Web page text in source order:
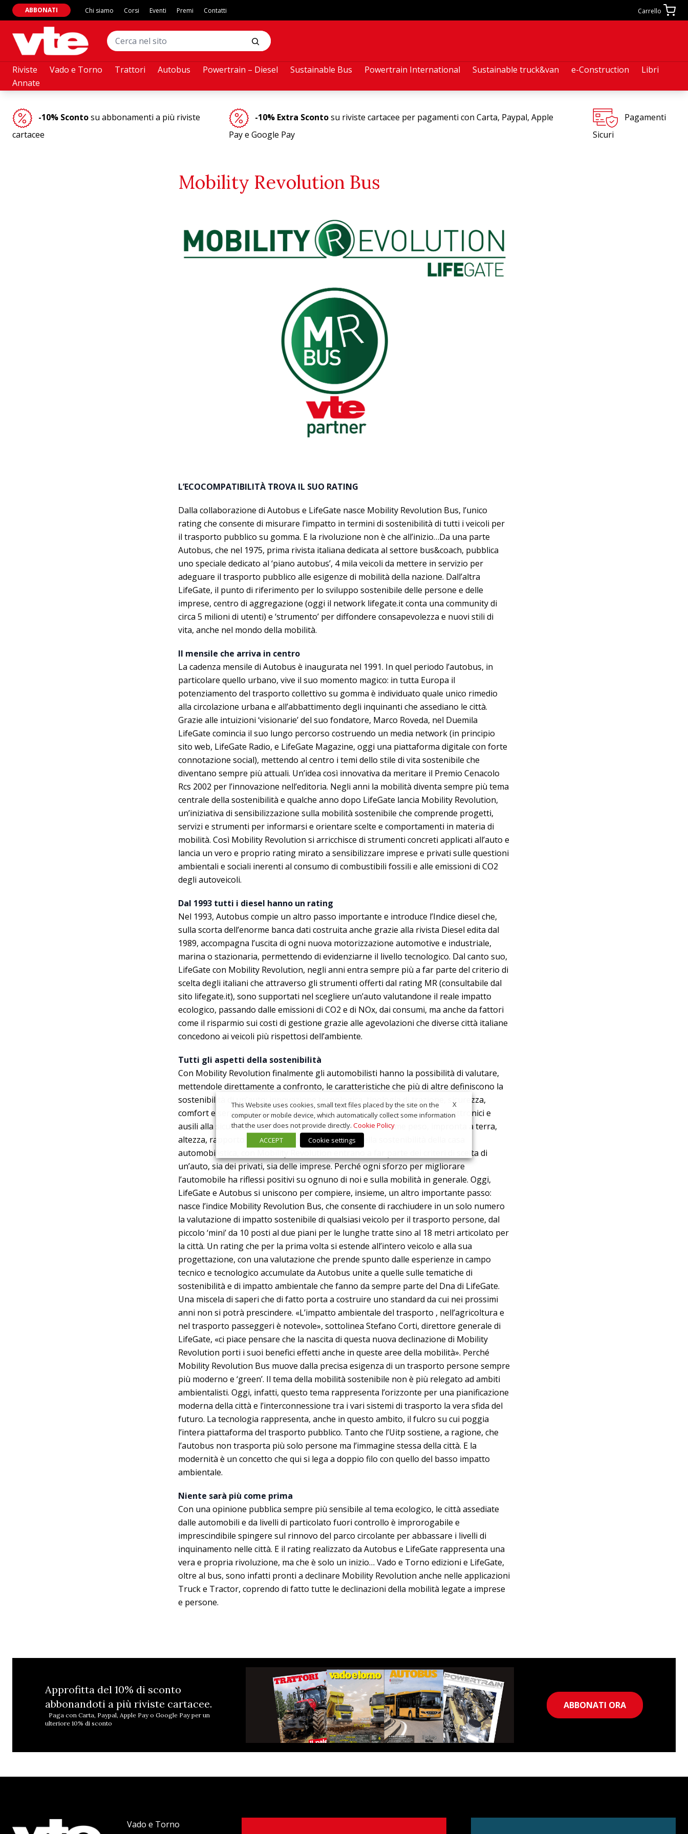
Riviste Vado e Torno Trattori Autobus Powertrain – Diesel Sustainable Bus Powertrain International Sustainable truck&van e-Construction
Libri
Annate
ABBONATI Chi siamo Corsi Eventi Premi Contatti Carrello
-10% Scontosu abbonamenti a più riviste
cartacee
-10% Extra Scontosu riviste cartacee per pagamenti con Carta, Paypal, Apple
Pay e Google Pay
Pagamenti
Sicuri
Mobility Revolution Bus
L’ECOCOMPATIBILITÀ TROVA IL SUO RATING
Dalla collaborazione di Autobus e LifeGate nasce Mobility Revolution Bus, l’unico
rating che consente di misurare l’impatto in termini di sostenibilità di tutti i veicoli per
il trasporto pubblico su gomma. E la rivoluzione non è che all’inizio…Da una parte
Autobus, che nel 1975, prima rivista italiana dedicata al settore bus&coach, pubblica
uno speciale dedicato al ‘piano autobus’, 4 mila veicoli da mettere in servizio per
adeguare il trasporto pubblico alle esigenze di mobilità della nazione. Dall’altra
LifeGate, il punto di riferimento per lo sviluppo sostenibile delle persone e delle
imprese, centro di aggregazione (oggi il network lifegate.it conta una community di
circa 5 milioni di utenti) e ‘strumento’ per diffondere consapevolezza e nuovi stili di
vita, anche nel mondo della mobilità.
Il mensile che arriva in centro
La cadenza mensile di Autobus è inaugurata nel 1991. In quel periodo l’autobus, in
particolare quello urbano, vive il suo momento magico: in tutta Europa il
potenziamento del trasporto collettivo su gomma è individuato quale unico rimedio
alla circolazione urbana e all’abbattimento degli inquinanti che assediano le città.
Grazie alle intuizioni ‘visionarie’ del suo fondatore, Marco Roveda, nel Duemila
LifeGate comincia il suo lungo percorso costruendo un media network (in principio
sito web, LifeGate Radio, e LifeGate Magazine, oggi una piattaforma digitale con forte
connotazione social), mettendo al centro i temi dello stile di vita sostenibile che
diventano sempre più attuali. Un’idea così innovativa da meritare il Premio Cenacolo
Rcs 2002 per l’innovazione nell’editoria. Negli anni la mobilità diventa sempre più tema
centrale della sostenibilità e qualche anno dopo LifeGate lancia Mobility Revolution,
un’iniziativa di sensibilizzazione sulla mobilità sostenibile che comprende progetti,
servizi e strumenti per informarsi e orientare scelte e comportamenti in materia di
mobilità. Così Mobility Revolution si arricchisce di strumenti concreti applicati all’auto e
lancia un vero e proprio rating mirato a sensibilizzare imprese e privati sulle questioni
ambientali e sociali inerenti al consumo di combustibili fossili e alle emissioni di CO2
degli autoveicoli.
Dal 1993 tutti i diesel hanno un rating
Nel 1993, Autobus compie un altro passo importante e introduce l’Indice diesel che,
sulla scorta dell’enorme banca dati costruita anche grazie alla rivista Diesel edita dal
1989, accompagna l’uscita di ogni nuova motorizzazione automotive e industriale,
marina o stazionaria, permettendo di evidenziarne il livello tecnologico. Dal canto suo,
LifeGate con Mobility Revolution, negli anni entra sempre più a far parte del criterio di
scelta degli italiani che attraverso gli strumenti offerti dal rating MR (consultabile dal
sito lifegate.it), sono supportati nel scegliere un’auto valutandone il reale impatto
ecologico, passando dalle emissioni di CO2 e di NOx, dai consumi, ma anche da fattori
come il risparmio sui costi di gestione grazie alle agevolazioni che diverse città italiane
concedono ai veicoli più rispettosi dell’ambiente.
Tutti gli aspetti della sostenibilità
Con Mobility Revolution finalmente gli automobilisti hanno la possibilità di valutare,
mettendole direttamente a confronto, le caratteristiche che più di altre definiscono la
sostenibilità di un’auto: innovazione tecnologica, tipologia di trazione, sicurezza,
comfort e serenità di guida, tipo di motorizzazione, di cambio, sistemi elettronici e
ausili alla sicurezza. Anche aspetti prima poco valutati come peso, impronta a terra,
altezza, rapporto peso/potenza e investimenti nella sostenibilità della casa
automobilistica, con Mobility Revolution entrano a far parte dei criteri di scelta di
un’auto, sia dei privati, sia delle imprese. Perché ogni sforzo per migliorare
l’automobile ha riflessi positivi su ognuno di noi e sulla mobilità in generale. Oggi,
LifeGate e Autobus si uniscono per compiere, insieme, un altro importante passo:
nasce l’indice Mobility Revolution Bus, che consente di racchiudere in un solo numero
la valutazione di impatto sostenibile di qualsiasi veicolo per il trasporto persone, dal
piccolo ‘mini’ da 10 posti al due piani per le lunghe tratte sino al 18 metri articolato per
la città. Un rating che per la prima volta si estende all’intero veicolo e alla sua
progettazione, con una valutazione che prende spunto dalle esperienze in campo
tecnico e tecnologico accumulate da Autobus unite a quelle sulle tematiche di
sostenibilità e di impatto ambientale che fanno da sempre parte del Dna di LifeGate.
Una miscela di saperi che di fatto porta a costruire uno standard da cui nei prossimi
anni non si potrà prescindere. «L’impatto ambientale del trasporto , nell’agricoltura e
nel trasporto passeggeri è notevole», sottolinea Stefano Corti, direttore generale di
LifeGate, «ci piace pensare che la nascita di questa nuova declinazione di Mobility
Revolution porti i suoi benefici effetti anche in queste aree della mobilità». Perché
Mobility Revolution Bus muove dalla precisa esigenza di un trasporto persone sempre
più moderno e ‘green’. Il tema della mobilità sostenibile non è più relegato ad ambiti
ambientalisti. Oggi, infatti, questo tema rappresenta l’orizzonte per una pianificazione
moderna della città e l’interconnessione tra i vari sistemi di trasporto la vera sfida del
futuro. La tecnologia rappresenta, anche in questo ambito, il fulcro su cui poggia
l’intera piattaforma del trasporto pubblico. Tanto che l’Uitp sostiene, a ragione, che
l’autobus non trasporta più solo persone ma l’immagine stessa della città. E la
modernità è un concetto che qui si lega a doppio filo con quello del basso impatto
ambientale.
Niente sarà più come prima
Con una opinione pubblica sempre più sensibile al tema ecologico, le città assediate
dalle automobili e da livelli di particolato fuori controllo è improrogabile e
imprescindibile spingere sul rinnovo del parco circolante per abbassare i livelli di
inquinamento nelle città. E il rating realizzato da Autobus e LifeGate rappresenta una
vera e propria rivoluzione, ma che è solo un inizio… Vado e Torno edizioni e LifeGate,
oltre al bus, sono infatti pronti a declinare Mobility Revolution anche nelle applicazioni
Truck e Tractor, coprendo di fatto tutte le declinazioni della mobilità legate a imprese
e persone.
Approfitta del 10% di sconto
abbonandoti a più riviste cartacee.
Paga con Carta, Paypal, Apple Pay o Google Pay per un
ulteriore 10% di sconto
ABBONATI ORA
Vado e Torno
X
This Website uses cookies, small text files placed by the site on the
computer or mobile device, which automatically collect some information
that the user does not provide directly. Cookie Policy
ACCEPT
Cookie settings